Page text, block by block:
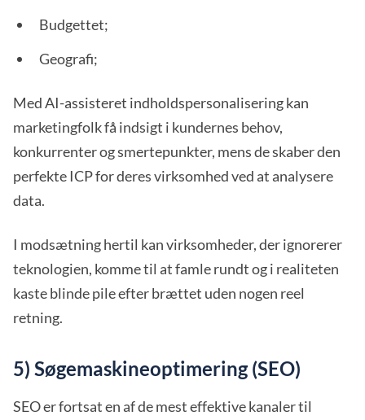
Budgettet;
Geografi;
Med AI-assisteret indholdspersonalisering kan
marketingfolk få indsigt i kundernes behov,
konkurrenter og smertepunkter, mens de skaber den
perfekte ICP for deres virksomhed ved at analysere
data.
I modsætning hertil kan virksomheder, der ignorerer
teknologien, komme til at famle rundt og i realiteten
kaste blinde pile efter brættet uden nogen reel
retning.
5) Søgemaskineoptimering (SEO)
SEO er fortsat en af de mest effektive kanaler til